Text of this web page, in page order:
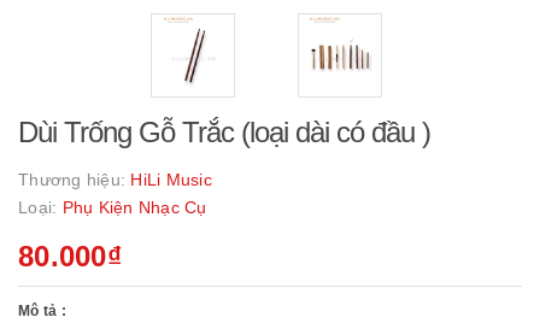
Dùi Trống Gỗ Trắc (loại dài có đầu )
Thương hiệu: HiLi Music
Loại: Phụ Kiện Nhạc Cụ
80.000₫
Mô tả :